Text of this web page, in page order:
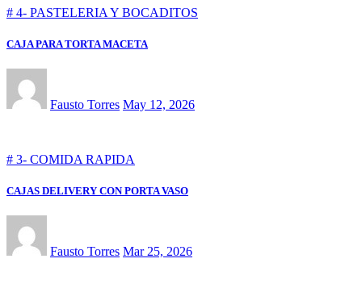
# 4- PASTELERIA Y BOCADITOS
CAJA PARA TORTA MACETA
Fausto Torres May 12, 2026
# 3- COMIDA RAPIDA
CAJAS DELIVERY CON PORTA VASO
Fausto Torres Mar 25, 2026